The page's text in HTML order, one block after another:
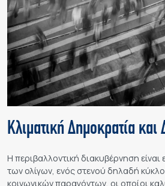
Κλιματική Δημοκρατία και
Η περιβαλλοντική διακυβέρνηση
των ολίγων, ενός στενού δηλαδή
κοινωνικών παραγόντων, οι οποίοι